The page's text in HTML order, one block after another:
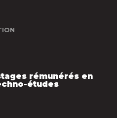
rémunérés en
études